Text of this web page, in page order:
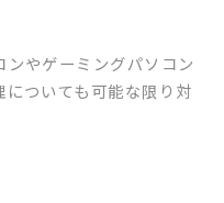
やゲーミングパソコン
ついても可能な限り対